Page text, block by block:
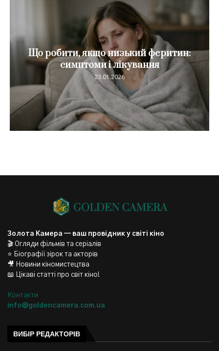
Що робити, якщо низький феритин:
симптоми і лікування
23.01.2026
Золота Камера — ваш провідник у світі кіно
🎬 Огляди фільмів та серіалів
⭐ Біографії зірок та акторів
🎥 Новини кіномистецтва
📖 Цікаві статті про світ кіно!
Контакти
info@goldencamera.com.ua
ВИБІР РЕДАКТОРІВ